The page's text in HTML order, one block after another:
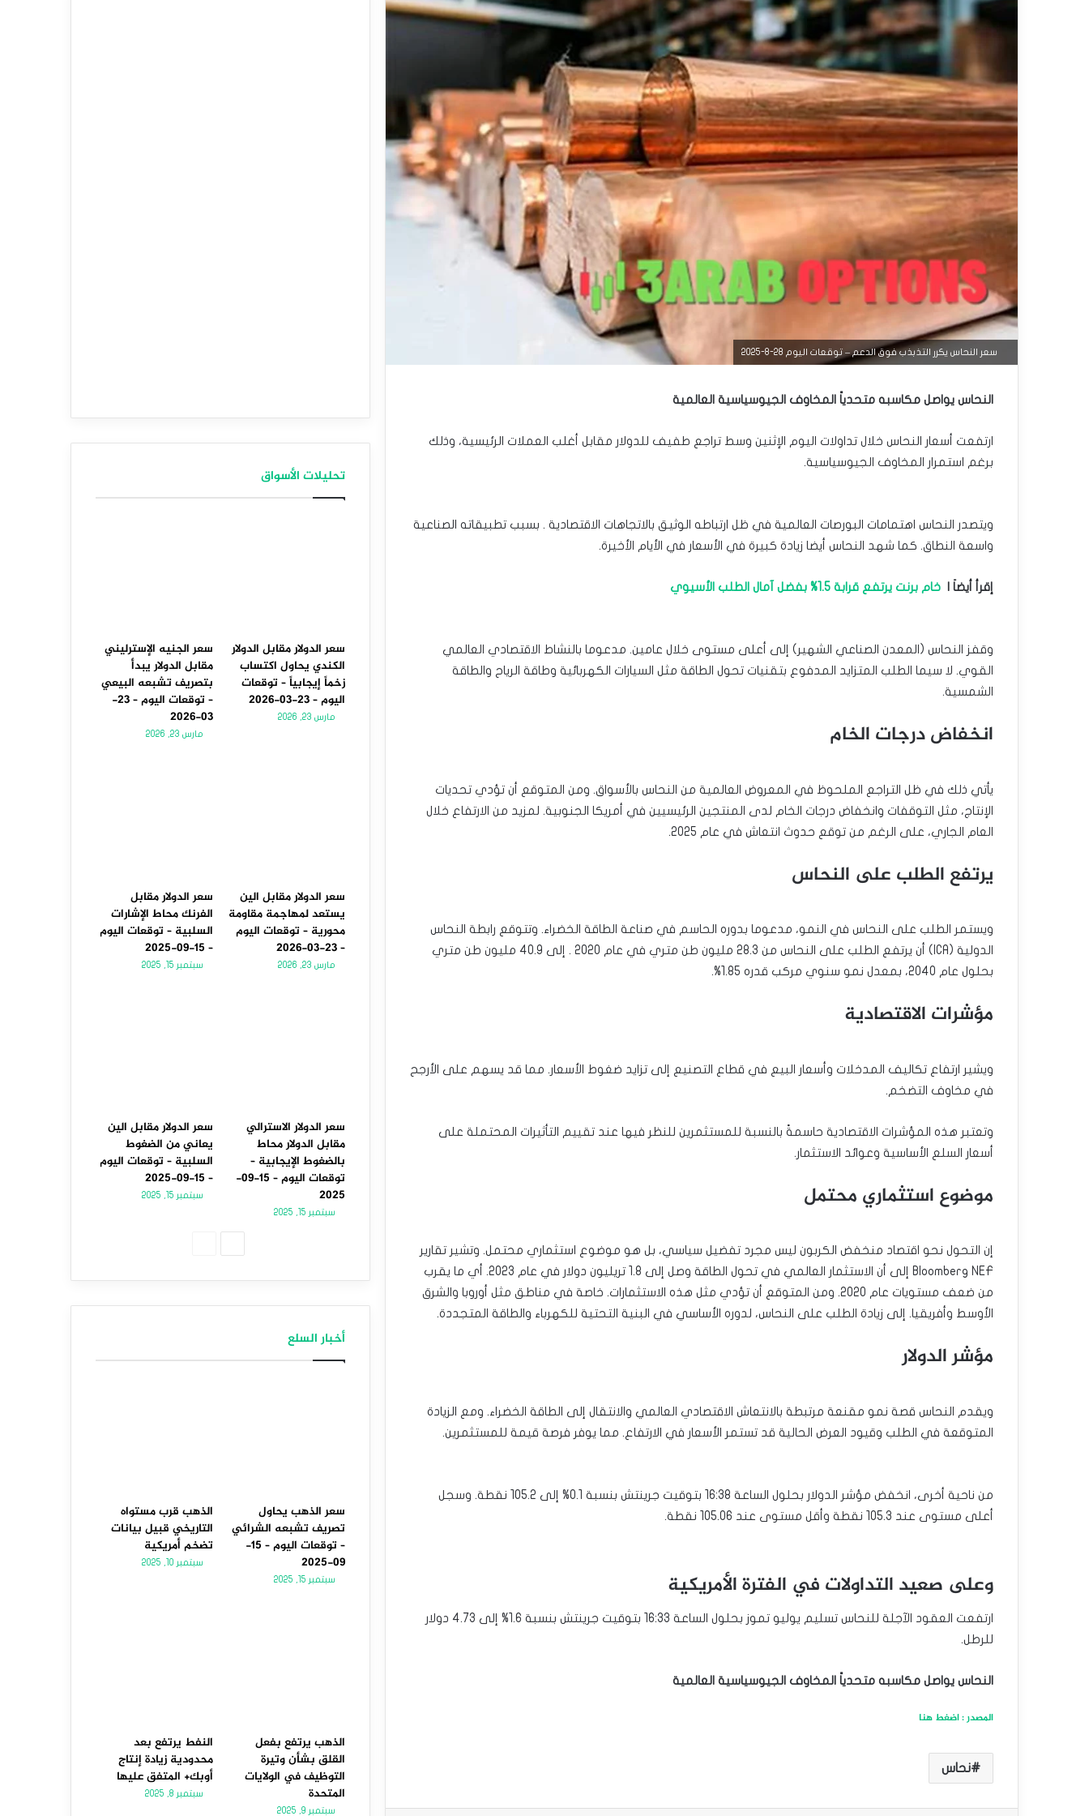
سعر النحاس يكرر التذبذب فوق الدعم – توقعات اليوم 28-8-2025
النحاس يواصل مكاسبه متحدياً المخاوف الجيوسياسية العالمية
ارتفعت أسعار النحاس خلال تداولات اليوم الإثنين وسط تراجع طفيف للدولار مقابل أغلب العملات الرئيسية، وذلك
برغم استمرار المخاوف الجيوسياسية.
ويتصدر النحاس اهتمامات البورصات العالمية في ظل ارتباطه الوثيق بالاتجاهات الاقتصادية . بسبب تطبيقاته الصناعية
واسعة النطاق. كما شهد النحاس أيضا زيادة كبيرة في الأسعار في الأيام الأخيرة.
إقرأ أيضاَ | خام برنت يرتفع قرابة 1.5% بفضل آمال الطلب الأسيوي
وقفز النحاس (المعدن الصناعي الشهير) إلى أعلى مستوى خلال عامين. مدعوما بالنشاط الاقتصادي العالمي
القوي. لا سيما الطلب المتزايد المدفوع بتقنيات تحول الطاقة مثل السيارات الكهربائية وطاقة الرياح والطاقة
الشمسية.
انخفاض درجات الخام
يأتي ذلك في ظل التراجع الملحوظ في المعروض العالمية من النحاس بالأسواق. ومن المتوقع أن تؤدي تحديات
الإنتاج، مثل التوقفات وانخفاض درجات الخام لدى المنتجين الرئيسيين في أمريكا الجنوبية. لمزيد من الارتفاع خلال
العام الجاري، على الرغم من توقع حدوث انتعاش في عام 2025.
يرتفع الطلب على النحاس
ويستمر الطلب على النحاس في النمو، مدعوما بدوره الحاسم في صناعة الطاقة الخضراء. وتتوقع رابطة النحاس
الدولية (ICA) أن يرتفع الطلب على النحاس من 28.3 مليون طن متري في عام 2020 . إلى 40.9 مليون طن متري
بحلول عام 2040، بمعدل نمو سنوي مركب قدره 1.85%.
مؤشرات الاقتصادية
ويشير ارتفاع تكاليف المدخلات وأسعار البيع في قطاع التصنيع إلى تزايد ضغوط الأسعار. مما قد يسهم على الأرجح
في مخاوف التضخم.
وتعتبر هذه المؤشرات الاقتصادية حاسمةً بالنسبة للمستثمرين للنظر فيها عند تقييم التأثيرات المحتملة على
أسعار السلع الأساسية وعوائد الاستثمار.
موضوع استثماري محتمل
إن التحول نحو اقتصاد منخفض الكربون ليس مجرد تفضيل سياسي، بل هو موضوع استثماري محتمل. وتشير تقارير
Bloomberg NEF إلى أن الاستثمار العالمي في تحول الطاقة وصل إلى 1.8 تريليون دولار في عام 2023. أي ما يقرب
من ضعف مستويات عام 2020. ومن المتوقع أن تؤدي مثل هذه الاستثمارات. خاصة في مناطق مثل أوروبا والشرق
الأوسط وأفريقيا. إلى زيادة الطلب على النحاس، لدوره الأساسي في البنية التحتية للكهرباء والطاقة المتجددة.
مؤشر الدولار
ويقدم النحاس قصة نمو مقنعة مرتبطة بالانتعاش الاقتصادي العالمي والانتقال إلى الطاقة الخضراء. ومع الزيادة
المتوقعة في الطلب وقيود العرض الحالية قد تستمر الأسعار في الارتفاع. مما يوفر فرصة قيمة للمستثمرين.
من ناحية أخرى، انخفض مؤشر الدولار بحلول الساعة 16:38 بتوقيت جرينتش بنسبة 0.1% إلى 105.2 نقطة. وسجل
أعلى مستوى عند 105.3 نقطة وأقل مستوى عند 105.06 نقطة.
وعلى صعيد التداولات في الفترة الأمريكية
ارتفعت العقود الآجلة للنحاس تسليم يوليو تموز بحلول الساعة 16:33 بتوقيت جرينتش بنسبة 1.6% إلى 4.73 دولار
للرطل.
النحاس يواصل مكاسبه متحدياً المخاوف الجيوسياسية العالمية
المصدر : اضغط هنا
نحاس
تحليلات الأسواق
سعر الدولار مقابل الدولار
الكندي يحاول اكتساب
زخماً إيجابياً – توقعات
اليوم – 23-03-2026
مارس 23, 2026
سعر الجنيه الإسترليني
مقابل الدولار يبدأ
بتصريف تشبعه البيعي
– توقعات اليوم – 23-
03-2026
مارس 23, 2026
سعر الدولار مقابل الين
يستعد لمهاجمة مقاومة
محورية – توقعات اليوم
– 23-03-2026
مارس 23, 2026
سعر الدولار مقابل
الفرنك محاط الإشارات
السلبية – توقعات اليوم
– 15-09-2025
سبتمبر 15, 2025
سعر الدولار الاسترالي
مقابل الدولار محاط
بالضغوط الإيجابية –
توقعات اليوم – 15-09-
2025
سبتمبر 15, 2025
سعر الدولار مقابل الين
يعاني من الضغوط
السلبية – توقعات اليوم
– 15-09-2025
سبتمبر 15, 2025
أخبار السلع
سعر الذهب يحاول
تصريف تشبعه الشرائي
– توقعات اليوم – 15-
09-2025
سبتمبر 15, 2025
الذهب قرب مستواه
التاريخي قبيل بيانات
تضخم أمريكية
سبتمبر 10, 2025
الذهب يرتفع بفعل
القلق بشأن وتيرة
التوظيف في الولايات
المتحدة
سبتمبر 9, 2025
النفط يرتفع بعد
محدودية زيادة إنتاج
أوبك+ المتفق عليها
سبتمبر 8, 2025